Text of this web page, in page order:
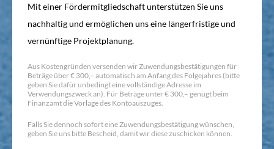
Mit einer Fördermitgliedschaft unterstützen Sie uns
nachhaltig und ermöglichen uns eine längerfristige und
vernünftige Projektplanung.
Aus Kostengründen versenden wir Zuwendungsbestätigungen für
Beträge über € 300,– automatisch am Anfang des Folgejahres (bitte
geben Sie dafür unbedingt eine vollständige Adresse im
Verwendungszweck an). Für Beträge unter € 300,– genügt beim
Finanzamt die Vorlage des Kontoauszuges.
Falls Sie dennoch sofort eine Zuwendungsbestätigung wünschen,
geben Sie uns bitte Bescheid, damit wir diese zuschicken können.